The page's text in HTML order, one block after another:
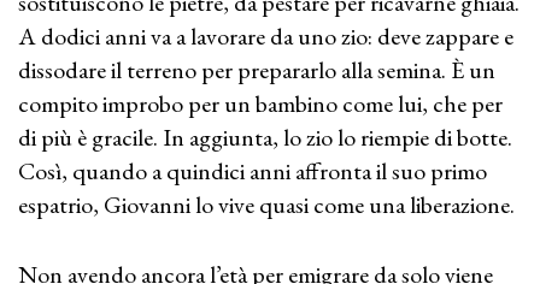
A dodici anni va a lavorare da uno zio: deve zappare e
dissodare il terreno per prepararlo alla semina. È un
compito improbo per un bambino come lui, che per
di più è gracile. In aggiunta, lo zio lo riempie di botte.
Così, quando a quindici anni affronta il suo primo
espatrio, Giovanni lo vive quasi come una liberazione.
Non avendo ancora l’età per emigrare da solo viene